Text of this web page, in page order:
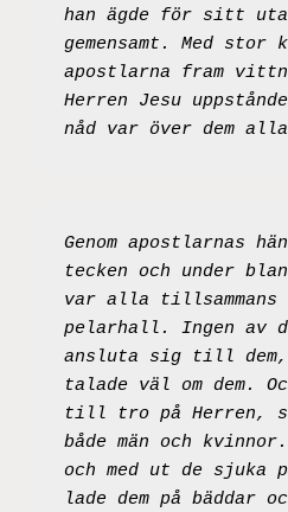
han ägde för sitt
gemensamt. Med
apostlarna fram
Herren Jesu
nåd var över dem
Genom apostlarnas
tecken och under
var alla tillsammans
pelarhall. Ingen av
ansluta sig till dem,
talade väl om dem.
till tro på Herren,
både män och
och med ut de sjuka
lade dem på bäddar